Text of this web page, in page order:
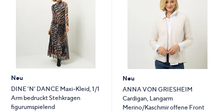
Neu
DINE 'N' DANCE Maxi-Kleid, 1/1
Arm bedruckt Stehkragen
figurumspielend
Neu
ANNA VON GRIESHEIM
Cardigan, Langarm
Merino/Kaschmir offene Front